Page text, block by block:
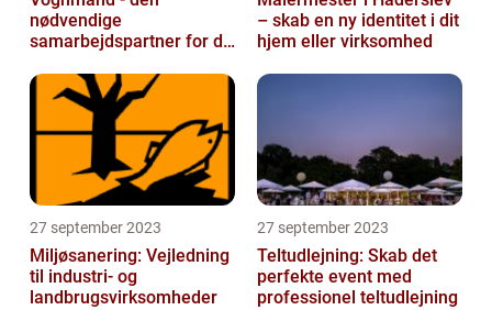
nødvendige
samarbejdspartner for dit
– skab en ny identitet i dit
hjem eller virksomhed
27 september 2023
Miljøsanering: Vejledning
til industri- og
landbrugsvirksomheder
27 september 2023
Teltudlejning: Skab det
perfekte event med
professionel teltudlejning